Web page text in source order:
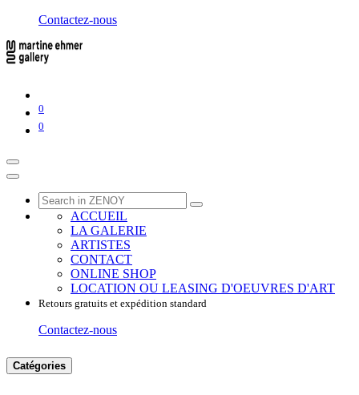
Contactez-nous
0
0
ACCUEIL
LA GALERIE
ARTISTES
CONTACT
ONLINE SHOP
LOCATION OU LEASING D'OEUVRES D'ART
Retours gratuits et expédition standard
Contactez-nous
Catégories